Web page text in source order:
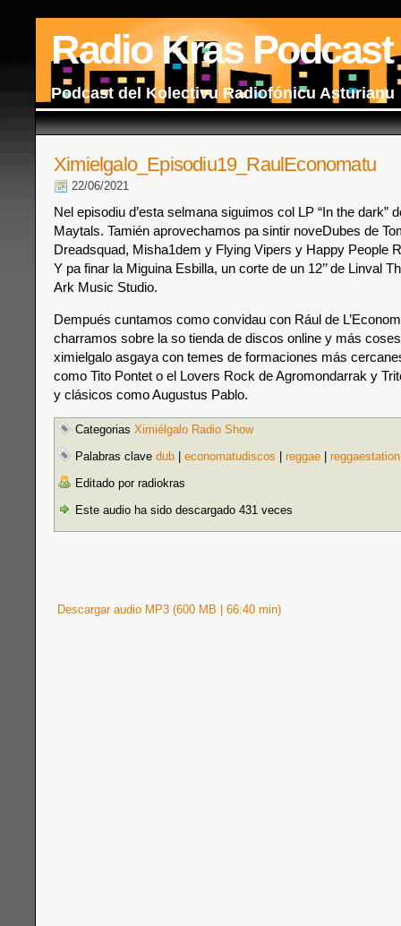
Radio Kras Podcast
Podcast del Kolectivu Radiofónicu Asturianu
Ximielgalo_Episodiu19_RaulEconomatu
22/06/2021
Nel episodiu d’esta selmana siguimos col LP “In the dark”
Maytals. Tamién aprovechamos pa sintir noveDubes de
Dreadsquad, Misha1dem y Flying Vipers y Happy People
Y pa finar la Miguina Esbilla, un corte de un 12’’ de Linval
Ark Music Studio.
Dempués cuntamos como convidau con Rául de
charramos sobre la so tienda de discos online y más
ximielgalo asgaya con temes de formaciones más
como Tito Pontet o el Lovers Rock de Agromondarrak y
y clásicos como Augustus Pablo.
Categorias Ximiélgalo Radio Show
Palabras clave dub economatudiscos reggae reggaestation
Editado por radiokras
Este audio ha sido descargado 431 veces
Descargar audio MP3 (600 MB | 66:40 min)